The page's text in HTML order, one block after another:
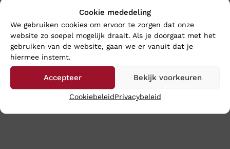
Cookie mededeling
We gebruiken cookies om ervoor te zorgen dat onze
website zo soepel mogelijk draait. Als je doorgaat met het
gebruiken van de website, gaan we er vanuit dat je
hiermee instemt.
Accepteer Bekijk voorkeuren
CookiebeleidPrivacybeleid
voor de volledige collectie dames schoenen
van FinnComfort